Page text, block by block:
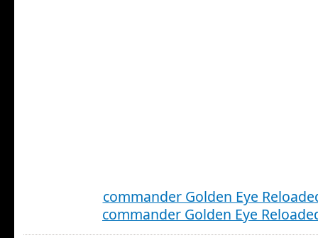
commander Golden Eye
commander Golden Eye